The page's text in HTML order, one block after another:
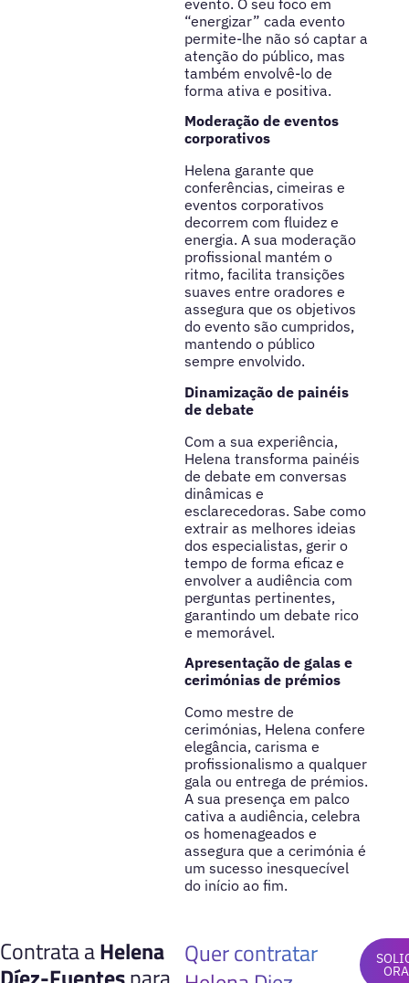
“energizar” cada evento
permite-lhe não só captar a
atenção do público, mas
também envolvê-lo de
forma ativa e positiva.
Moderação de eventos
corporativos
Helena garante que
conferências, cimeiras e
eventos corporativos
decorrem com fluidez e
energia. A sua moderação
profissional mantém o
ritmo, facilita transições
suaves entre oradores e
assegura que os objetivos
do evento são cumpridos,
mantendo o público
sempre envolvido.
Dinamização de painéis
de debate
Com a sua experiência,
Helena transforma painéis
de debate em conversas
dinâmicas e
esclarecedoras. Sabe como
extrair as melhores ideias
dos especialistas, gerir o
tempo de forma eficaz e
envolver a audiência com
perguntas pertinentes,
garantindo um debate rico
e memorável.
Apresentação de galas e
cerimónias de prémios
Como mestre de
cerimónias, Helena confere
elegância, carisma e
profissionalismo a qualquer
gala ou entrega de prémios.
A sua presença em palco
cativa a audiência, celebra
os homenageados e
assegura que a cerimónia é
um sucesso inesquecível
do início ao fim.
Contrata aHelena
Quer contratar